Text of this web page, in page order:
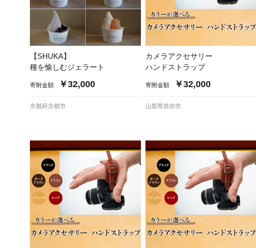
【SHUKA】
種を愉しむジェラート
寄附金額 ￥32,000
京都府京都市
カメラアクセサリー
ハンドストラップ
寄附金額 ￥32,000
山梨県笛吹市